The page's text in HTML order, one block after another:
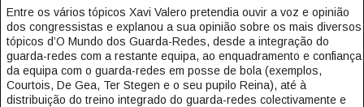
Entre os vários tópicos Xavi Valero pretendia ouvir a voz e opinião
dos congressistas e explanou a sua opinião sobre os mais diversos
tópicos d’O Mundo dos Guarda-Redes, desde a integração do
guarda-redes com a restante equipa, ao enquadramento e confiança
da equipa com o guarda-redes em posse de bola (exemplos,
Courtois, De Gea, Ter Stegen e o seu pupilo Reina), até à
distribuição do treino integrado do guarda-redes colectivamente e